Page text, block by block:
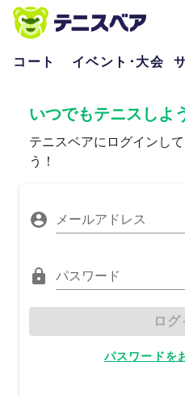
コート イベント･大会
いつでもテニスしよ
テニスベアにログインし
う！
メールアドレス
パスワード
ログ
パスワードを